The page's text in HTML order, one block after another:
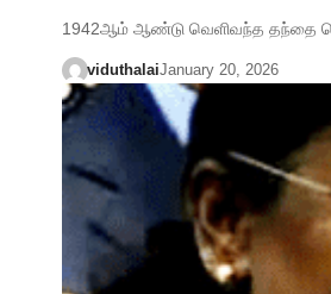
1942ஆம் ஆண்டு வெளிவந்த தந்தை
viduthalaiJanuary 20, 2026